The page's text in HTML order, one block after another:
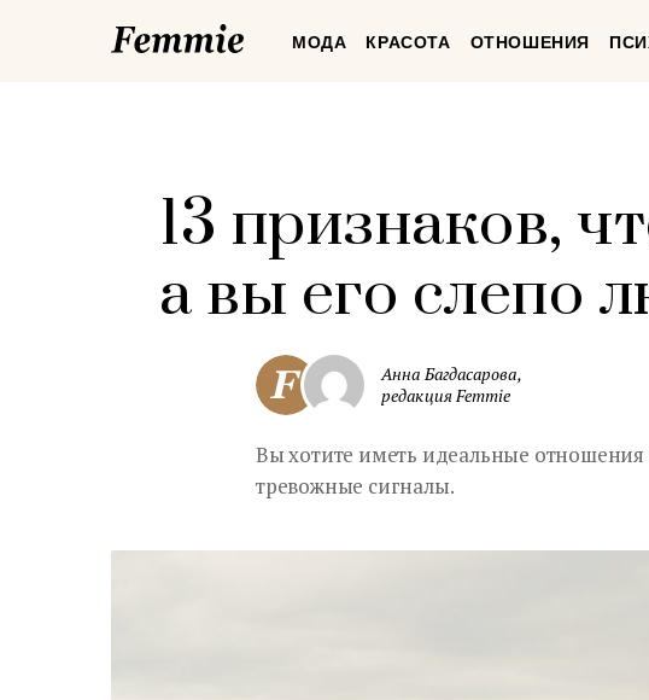
FemmieМОДА КРАСОТА ОТНОШЕНИЯ
13 признаков,
а вы его слепо
Анна Багдасарова,
редакция Femmie
Вы хотите иметь идеальные отношения
тревожные сигналы.